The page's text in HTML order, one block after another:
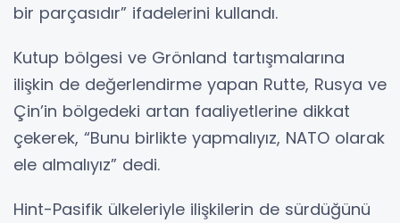
bir parçasıdır” ifadelerini kullandı.
Kutup bölgesi ve Grönland tartışmalarına
ilişkin de değerlendirme yapan Rutte, Rusya ve
Çin’in bölgedeki artan faaliyetlerine dikkat
çekerek, “Bunu birlikte yapmalıyız, NATO olarak
ele almalıyız” dedi.
Hint-Pasifik ülkeleriyle ilişkilerin de sürdüğünü